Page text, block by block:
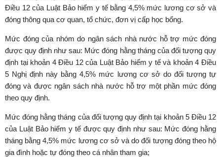
Điều 12 của Luật Bảo hiểm y tế bằng 4,5% mức lương cơ sở và
đóng thông qua cơ quan, tổ chức, đơn vị cấp học bổng.
Mức đóng của nhóm do ngân sách nhà nước hỗ trợ mức đóng
được quy định như sau: Mức đóng hằng tháng của đối tượng quy
định tại khoản 4 Điều 12 của Luật Bảo hiểm y tế và khoản 4 Điều
5 Nghị định này bằng 4,5% mức lương cơ sở do đối tượng tự
đóng và được ngân sách nhà nước hỗ trợ một phần mức đóng
theo quy định.
Mức đóng hằng tháng của đối tượng quy định tại khoản 5 Điều 12
của Luật Bảo hiểm y tế được quy định như sau: Mức đóng hằng
tháng bằng 4,5% mức lương cơ sở và do đối tượng đóng theo hộ
gia đình hoặc tự đóng theo cá nhân tham gia;